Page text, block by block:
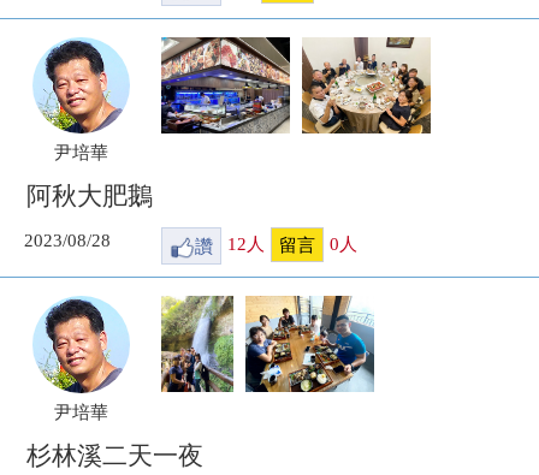
尹培華
阿秋大肥鵝
2023/08/28 讚 12 人 留言 0 人
尹培華
杉林溪二天一夜